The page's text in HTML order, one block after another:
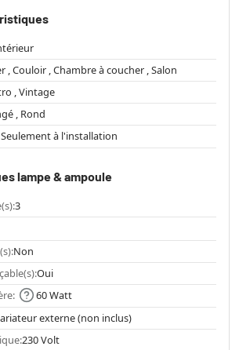
, Couloir , Chambre à coucher , Salon
, Vintage
, Rond
à l'installation
lampe & ampoule
3
Non
Oui
60 Watt
externe (non inclus)
230 Volt